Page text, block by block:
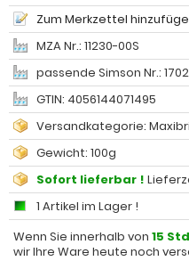
Zum Merkzettel
MZA Nr.: 11230-00S
passende Simson Nr.:
GTIN: 4056144071495
Versandkategorie:
Gewicht: 100g
Sofort lieferbar !
1 Artikel im Lager !
Wenn Sie innerhalb von 15
wir Ihre Ware heute noch